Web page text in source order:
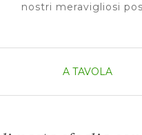
nostri meravigliosi
A TAVOLA